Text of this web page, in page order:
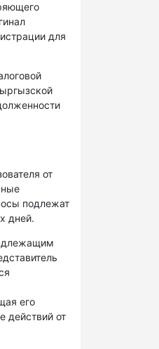
для
от
подлежат
дней.
его
действий от